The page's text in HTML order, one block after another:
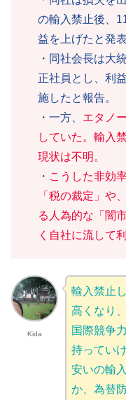
の輸入禁止後、
益を上げたと発
・同社会長は大
正社員とし、利
施したと報告。
・一方、 エタノ
していた。輸入
現状は不明。
・ こうした非効
「税の裁定」や
る人為的な「闇
く自社に流して
Kida
輸入禁止
高くなり
国際競争
持ってい
安いの輸
か、為替